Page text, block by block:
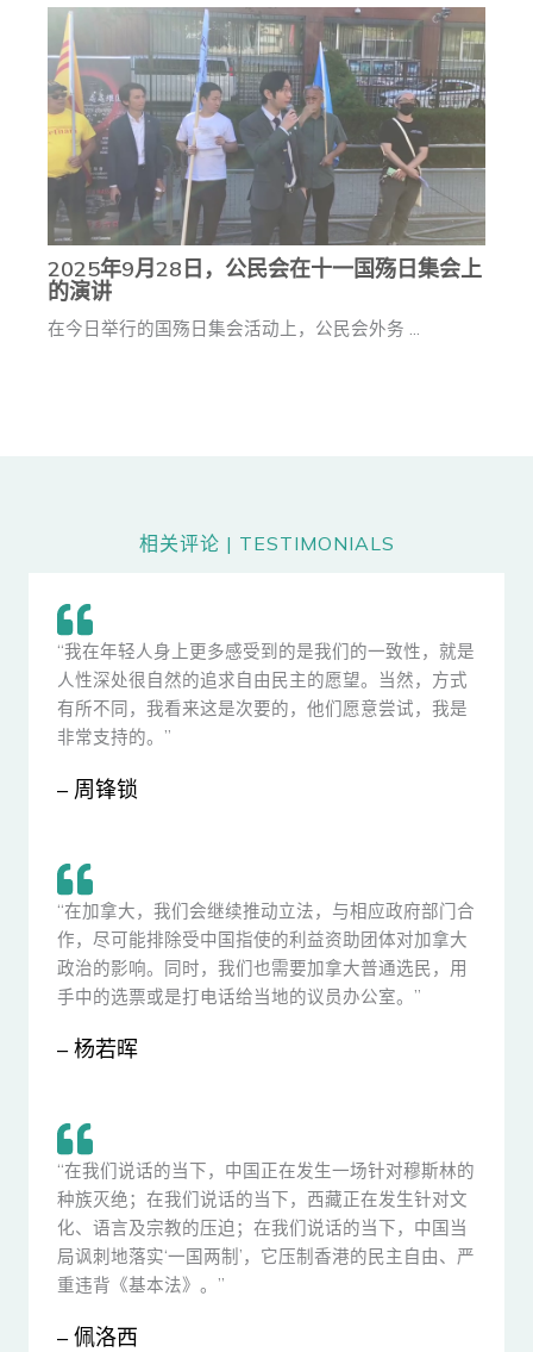
2025年9月28日，公民会在十一国殇日集会上
的演讲
在今日举行的国殇日集会活动上，公民会外务 ...
相关评论 | TESTIMONIALS
“我在年轻人身上更多感受到的是我们的一致性，就是
人性深处很自然的追求自由民主的愿望。当然，方式
有所不同，我看来这是次要的，他们愿意尝试，我是
非常支持的。”
– 周锋锁
“在加拿大，我们会继续推动立法，与相应政府部门合
作，尽可能排除受中国指使的利益资助团体对加拿大
政治的影响。同时，我们也需要加拿大普通选民，用
手中的选票或是打电话给当地的议员办公室。”
– 杨若晖
“在我们说话的当下，中国正在发生一场针对穆斯林的
种族灭绝；在我们说话的当下，西藏正在发生针对文
化、语言及宗教的压迫；在我们说话的当下，中国当
局讽刺地落实‘一国两制’，它压制香港的民主自由、严
重违背《基本法》。”
– 佩洛西